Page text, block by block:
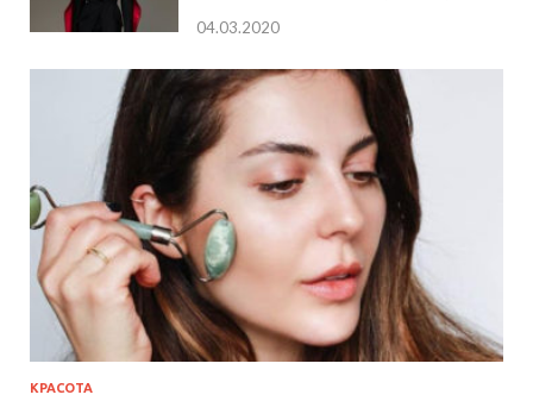
04.03.2020
КРАСОТА